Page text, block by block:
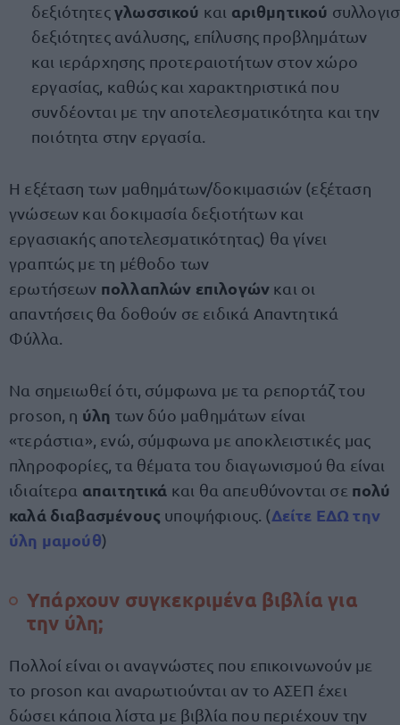
δεξιότητεςγλωσσικού και αριθμητικού
δεξιότητες ανάλυσης, επίλυσης προβλημάτων
και ιεράρχησης προτεραιοτήτων στον χώρο
εργασίας, καθώς και χαρακτηριστικά που
συνδέονται με την αποτελεσματικότητα και την
ποιότητα στην εργασία.
Η εξέταση των μαθημάτων/δοκιμασιών (εξέταση
γνώσεων και δοκιμασία δεξιοτήτων και
εργασιακής αποτελεσματικότητας) θα γίνει
γραπτώς με τη μέθοδο των
ερωτήσεων πολλαπλών επιλογών και οι
απαντήσεις θα δοθούν σε ειδικά Απαντητικά
Φύλλα.
Να σημειωθεί ότι, σύμφωνα με τα ρεπορτάζ του
proson, η ύλη των δύο μαθημάτων είναι
«τεράστια», ενώ, σύμφωνα με αποκλειστικές μας
πληροφορίες, τα θέματα του διαγωνισμού θα είναι
ιδιαίτερα απαιτητικά και θα απευθύνονται σε πολύ
καλά διαβασμένους υποψήφιους. (Δείτε ΕΔΩ την
ύλη μαμούθ)
Υπάρχουν συγκεκριμένα βιβλία για
την ύλη;
Πολλοί είναι οι αναγνώστες που επικοινωνούν με
το proson και αναρωτιούνται αν το ΑΣΕΠ έχει
δώσει κάποια λίστα με βιβλία που περιέχουν την